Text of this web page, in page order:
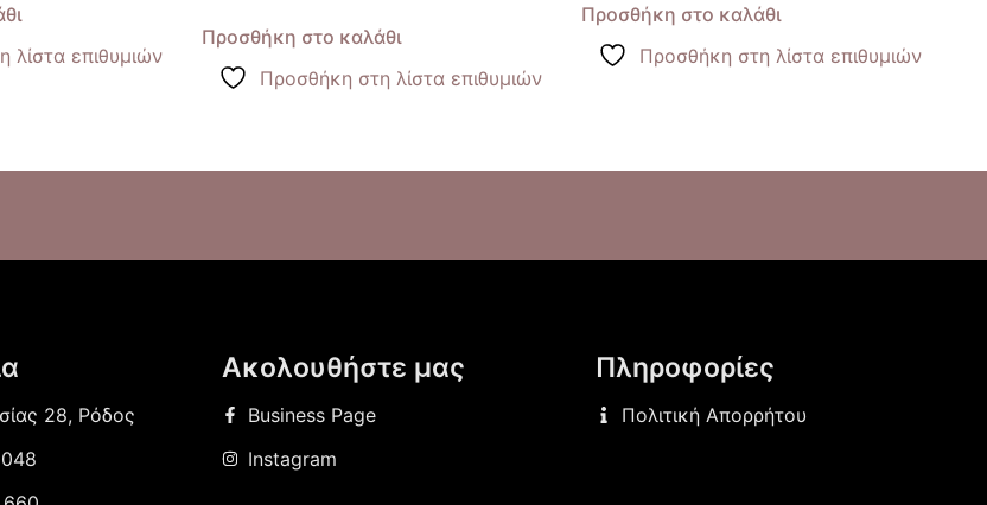
λίστα επιθυμιών
Προσθήκη στο καλάθι
Προσθήκη στη λίστα επιθυμιών
Προσθήκη στο καλάθι
Προσθήκη στη λίστα επιθυμιών
28, Ρόδος
Ακολουθήστε μας
Business Page
Instagram
Πληροφορίες
Πολιτική Απορρήτου